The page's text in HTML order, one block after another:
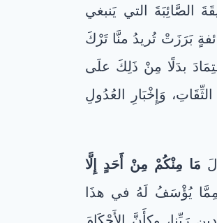
الصَّائِبَةَ التي يَنبغي
بَرَزَتْ تُريدُ منَّا تَرْكَ
بدَلًا مِنْ ذَلِكَ علَى
وَإِخْبَارِ العُدُولِ
مَا مِنْكُمْ مِنْ أَحَدٍ إِلَّا
مِمَّا يُؤْسَفُ لَهُ في هذَا